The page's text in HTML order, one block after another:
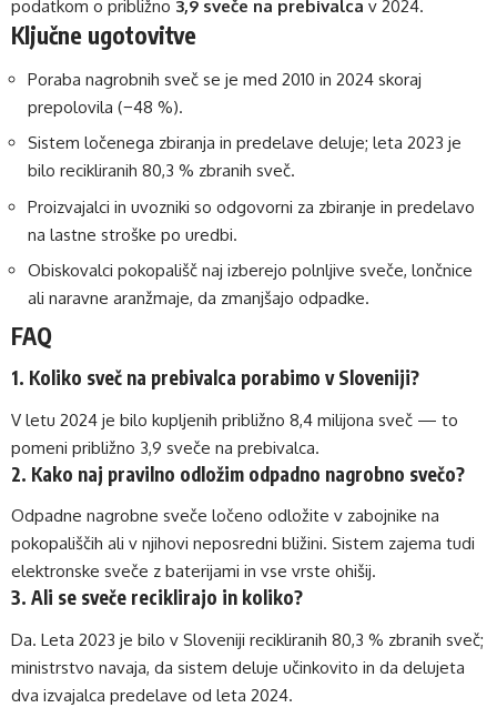
podatkom o približno 3,9 sveče na prebivalca v 2024.
Ključne ugotovitve
Poraba nagrobnih sveč se je med 2010 in 2024 skoraj
prepolovila (−48 %).
Sistem ločenega zbiranja in predelave deluje; leta 2023 je
bilo recikliranih 80,3 % zbranih sveč.
Proizvajalci in uvozniki so odgovorni za zbiranje in predelavo
na lastne stroške po uredbi.
Obiskovalci pokopališč naj izberejo polnljive sveče, lončnice
ali naravne aranžmaje, da zmanjšajo odpadke.
FAQ
1. Koliko sveč na prebivalca porabimo v Sloveniji?
V letu 2024 je bilo kupljenih približno 8,4 milijona sveč — to
pomeni približno 3,9 sveče na prebivalca.
2. Kako naj pravilno odložim odpadno nagrobno svečo?
Odpadne nagrobne sveče ločeno odložite v zabojnike na
pokopališčih ali v njihovi neposredni bližini. Sistem zajema tudi
elektronske sveče z baterijami in vse vrste ohišij.
3. Ali se sveče reciklirajo in koliko?
Da. Leta 2023 je bilo v Sloveniji recikliranih 80,3 % zbranih sveč;
ministrstvo navaja, da sistem deluje učinkovito in da delujeta
dva izvajalca predelave od leta 2024.